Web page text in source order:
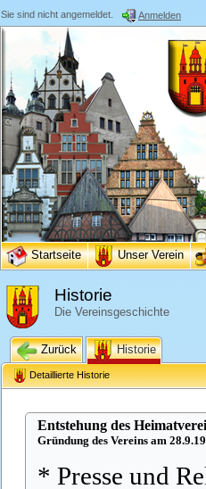
Sie sind nicht angemeldet. Anmelden
Startseite Unser Verein
Historie
Die Vereinsgeschichte
Zurück Historie
Detaillierte Historie
Entstehung des
Gründung des Vereins am
* Presse und